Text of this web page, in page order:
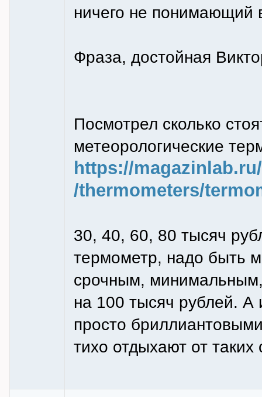
ничего не понимающий
Фраза, достойная
Посмотрел сколько
метеорологические
https://
/thermometers/
30, 40, 60, 80 тысяч
термометр, надо быть
срочным,
на 100 тысяч рублей. А
просто
тихо отдыхают от таких